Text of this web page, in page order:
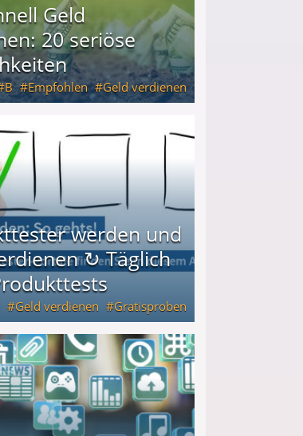
Geld
20 seriöse
B Empfohlen Geld verdienen
werden und
↻ Täglich
Geld verdienen Gratisproben
Produkttests